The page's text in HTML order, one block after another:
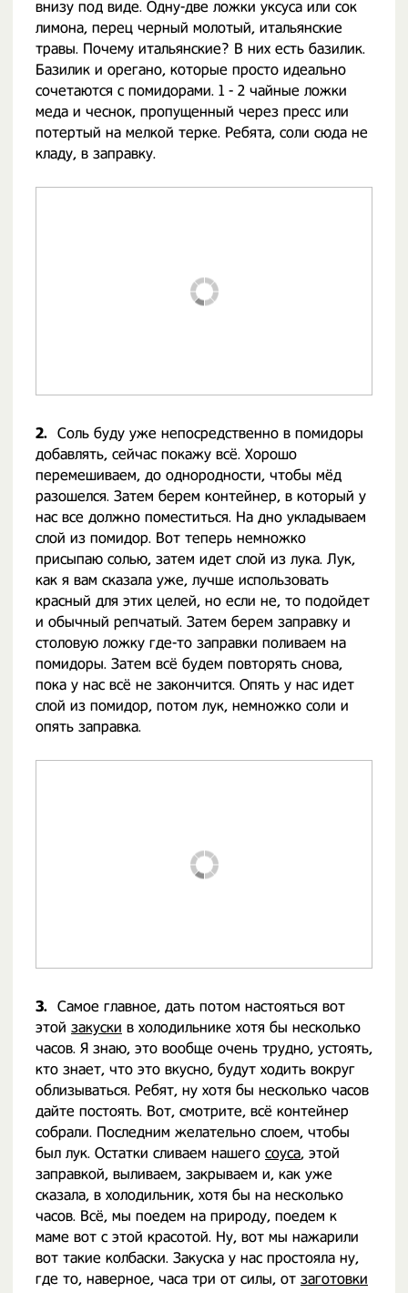
внизу под виде. Одну-две ложки уксуса или сок
лимона, перец черный молотый, итальянские
травы. Почему итальянские? В них есть базилик.
Базилик и орегано, которые просто идеально
сочетаются с помидорами. 1 - 2 чайные ложки
меда и чеснок, пропущенный через пресс или
потертый на мелкой терке. Ребята, соли сюда не
кладу, в заправку.
2. Соль буду уже непосредственно в помидоры
добавлять, сейчас покажу всё. Хорошо
перемешиваем, до однородности, чтобы мёд
разошелся. Затем берем контейнер, в который у
нас все должно поместиться. На дно укладываем
слой из помидор. Вот теперь немножко
присыпаю солью, затем идет слой из лука. Лук,
как я вам сказала уже, лучше использовать
красный для этих целей, но если не, то подойдет
и обычный репчатый. Затем берем заправку и
столовую ложку где-то заправки поливаем на
помидоры. Затем всё будем повторять снова,
пока у нас всё не закончится. Опять у нас идет
слой из помидор, потом лук, немножко соли и
опять заправка.
3. Самое главное, дать потом настояться вот
этой закуски в холодильнике хотя бы несколько
часов. Я знаю, это вообще очень трудно, устоять,
кто знает, что это вкусно, будут ходить вокруг
облизываться. Ребят, ну хотя бы несколько часов
дайте постоять. Вот, смотрите, всё контейнер
собрали. Последним желательно слоем, чтобы
был лук. Остатки сливаем нашего соуса, этой
заправкой, выливаем, закрываем и, как уже
сказала, в холодильник, хотя бы на несколько
часов. Всё, мы поедем на природу, поедем к
маме вот с этой красотой. Ну, вот мы нажарили
вот такие колбаски. Закуска у нас простояла ну,
где то, наверное, часа три от силы, от заготовки